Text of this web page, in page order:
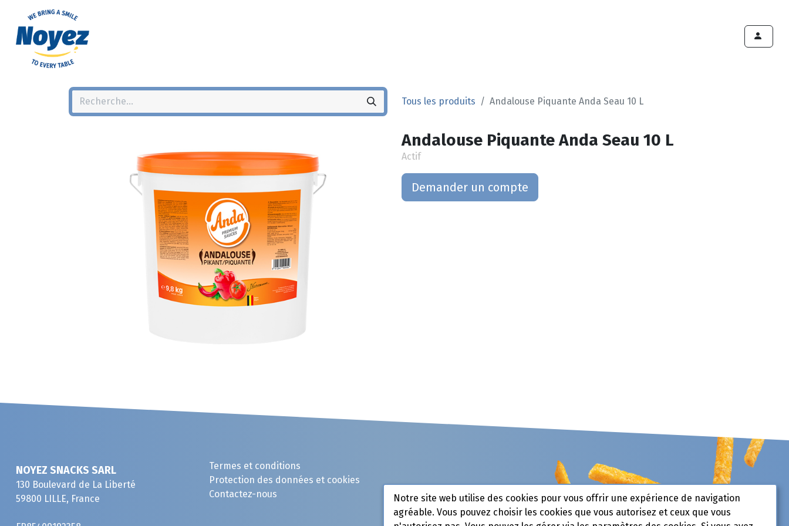
Tous les produits Andalouse Piquante Anda Seau 10 L
Andalouse Piquante Anda Seau 10 L
Actif
Demander un compte
NOYEZ SNACKS SARL
130 Boulevard de La Liberté
59800 LILLE, France
Termes et conditions
Protection des données et cookies
Contactez-nous
Notre site web utilise des cookies pour vous offrir une expérience de navigation
agréable. Vous pouvez choisir les cookies que vous autorisez et ceux que vous